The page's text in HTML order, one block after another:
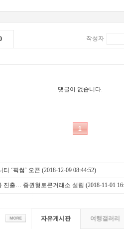
‘픽썸’ 오픈 (2018-12-09 08:44:52)
진출… 증권형토큰거래소 설립 (2018-11-01
자유게시판 여행갤러리